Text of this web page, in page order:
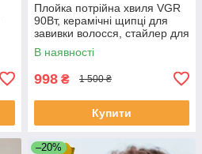
Плойка потрійна хвиля VGR
90Вт, керамічні щипці для
завивки волосся, стайлер для
об’ємних хвиль та пляжних
локонів, V-599
В наявності
998 ₴ 1 500 ₴
Купити
–20%